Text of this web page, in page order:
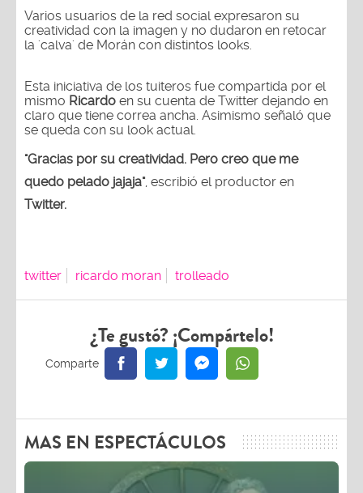
Varios usuarios de la red social expresaron su
creatividad con la imagen y no dudaron en retocar
la 'calva' de Morán con distintos looks.
Esta iniciativa de los tuiteros fue compartida por el
mismo Ricardo en su cuenta de Twitter dejando en
claro que tiene correa ancha. Asimismo señaló que
se queda con su look actual.
"Gracias por su creatividad. Pero creo que me
quedo pelado jajaja", escribió el productor en
Twitter.
twitter ricardo moran trolleado
¿Te gustó? ¡Compártelo!
MAS EN ESPECTÁCULOS